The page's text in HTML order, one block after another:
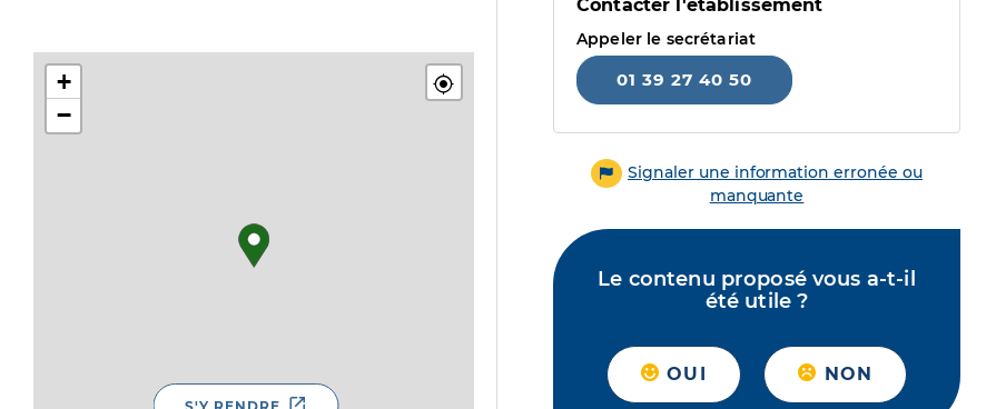
+
−
Contacter l'établissement
Appeler le secrétariat
01 39 27 40 50
Signaler une information erronée ou
manquante
Le contenu proposé vous a-t-il
été utile ?
OUI NON